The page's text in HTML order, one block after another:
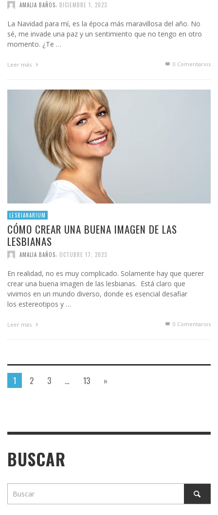
AMALIA BAÑOS DICIEMBRE 1, 2023
La Navidad para mí, es la época más maravillosa del año. No
sé, me invade una paz y un sentimiento que no tengo en otro
momento. ¿Te …
Leer más 0 Comentarios
LESBIANARIUM
CÓMO CREAR UNA BUENA IMAGEN DE LAS
LESBIANAS
AMALIA BAÑOS OCTUBRE 17, 2023
En realidad, no es muy complicado. Solamente hay que querer
crear una buena imagen de las lesbianas. Está claro que
vivimos en un mundo diverso, donde es esencial desafiar
los estereotipos y …
Leer más 0 Comentarios
1 2 3 … 13 »
BUSCAR